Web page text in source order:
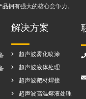
拥有强大的核心竞争力。
解决方案
超声波雾化喷涂
超声波液体处理
超声波靶材焊接
超声波高温熔液处理